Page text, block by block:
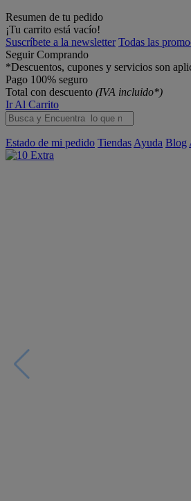
Resumen de tu pedido
¡Tu carrito está vacío!
Suscríbete a la newsletter Todas las
Seguir Comprando
*Descuentos, cupones y servicios son
Pago 100% seguro
Total con descuento (IVA incluido*)
Ir Al Carrito
Estado de mi pedido Tiendas Ayuda Blog